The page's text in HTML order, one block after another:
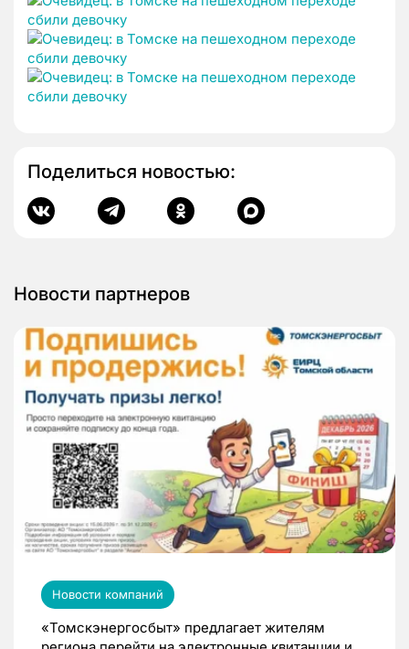
Поделиться новостью:
Новости партнеров
Новости компаний
«Томскэнергосбыт» предлагает жителям